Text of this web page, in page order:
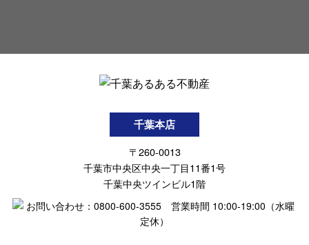
千葉本店
〒260-0013
千葉市中央区中央一丁目11番1号
千葉中央ツインビル1階